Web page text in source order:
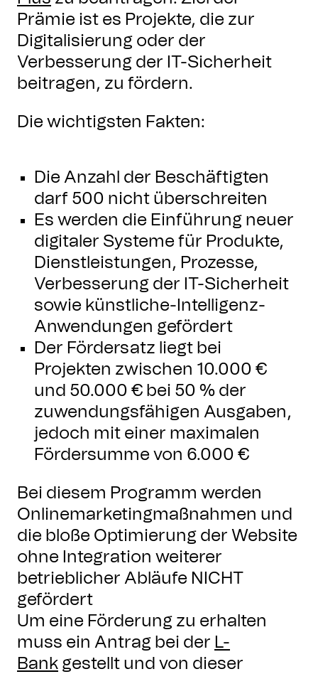
Prämie ist es Projekte, die zur
Digitalisierung oder der
Verbesserung der IT-Sicherheit
beitragen, zu fördern.
Die wichtigsten Fakten:
Die Anzahl der Beschäftigten
darf 500 nicht überschreiten
Es werden die Einführung neuer
digitaler Systeme für Produkte,
Dienstleistungen, Prozesse,
Verbesserung der IT-Sicherheit
sowie künstliche-Intelligenz-
Anwendungen gefördert
Der Fördersatz liegt bei
Projekten zwischen 10.000 €
und 50.000 € bei 50 % der
zuwendungsfähigen Ausgaben,
jedoch mit einer maximalen
Fördersumme von 6.000 €
Bei diesem Programm werden
Onlinemarketingmaßnahmen und
die bloße Optimierung der Website
ohne Integration weiterer
betrieblicher Abläufe NICHT
gefördert
Um eine Förderung zu erhalten
muss ein Antrag bei der L-
Bank gestellt und von dieser